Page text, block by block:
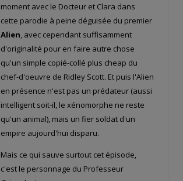
moment avec le Docteur et Clara dans
cette parodie à peine déguisée du premier
Alien, avec cependant suffisamment
d'originalité pour en faire autre chose
qu'un simple copié-collé plus cheap du
chef-d'oeuvre de Ridley Scott. Et puis l'Alien
en présence n'est pas un prédateur (aussi
intelligent soit-il, le xénomorphe ne reste
qu'un animal), mais un fier soldat d'un
empire aujourd'hui disparu.
Mais ce qui sauve surtout cet épisode,
c'est le personnage du Professeur